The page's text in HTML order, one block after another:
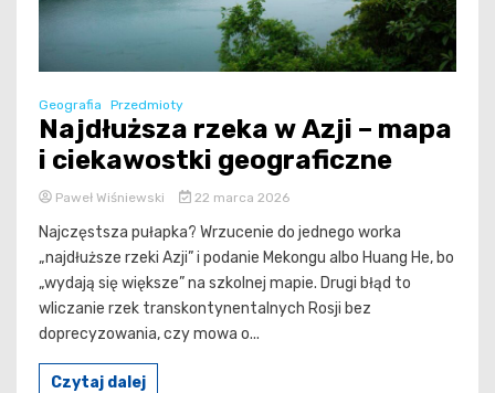
Geografia Przedmioty
Najdłuższa rzeka w Azji – mapa
i ciekawostki geograficzne
Paweł Wiśniewski 22 marca 2026
Najczęstsza pułapka? Wrzucenie do jednego worka
„najdłuższe rzeki Azji” i podanie Mekongu albo Huang He, bo
„wydają się większe” na szkolnej mapie. Drugi błąd to
wliczanie rzek transkontynentalnych Rosji bez
doprecyzowania, czy mowa o...
Czytaj dalej